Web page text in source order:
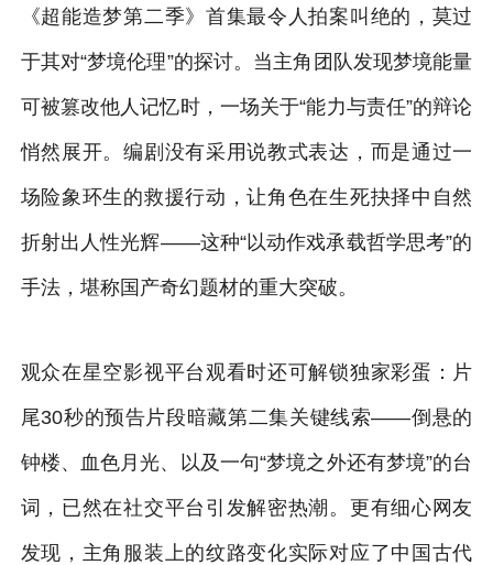
《超能造梦第二季》首集最令人拍案叫绝的，莫过
于其对“梦境伦理”的探讨。当主角团队发现梦境能量
可被篡改他人记忆时，一场关于“能力与责任”的辩论
悄然展开。编剧没有采用说教式表达，而是通过一
场险象环生的救援行动，让角色在生死抉择中自然
折射出人性光辉——这种“以动作戏承载哲学思考”的
手法，堪称国产奇幻题材的重大突破。
观众在星空影视平台观看时还可解锁独家彩蛋：片
尾30秒的预告片段暗藏第二集关键线索——倒悬的
钟楼、血色月光、以及一句“梦境之外还有梦境”的台
词，已然在社交平台引发解密热潮。更有细心网友
发现，主角服装上的纹路变化实际对应了中国古代